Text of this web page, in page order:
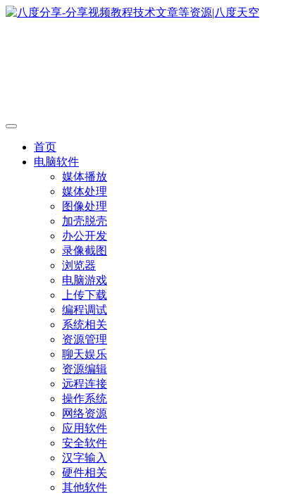
首页
电脑软件
媒体播放
媒体处理
图像处理
加壳脱壳
办公开发
录像截图
浏览器
电脑游戏
上传下载
编程调试
系统相关
资源管理
聊天娱乐
资源编辑
远程连接
操作系统
网络资源
应用软件
安全软件
汉字输入
硬件相关
其他软件